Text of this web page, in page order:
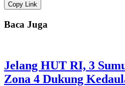
Copy Link
Baca Juga
Jelang HUT RI, 3
Zona 4 Dukung